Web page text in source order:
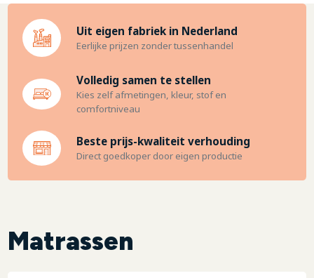
Uit eigen fabriek in Nederland
Eerlijke prijzen zonder tussenhandel
Volledig samen te stellen
Kies zelf afmetingen, kleur, stof en
comfortniveau
Beste prijs-kwaliteit verhouding
Direct goedkoper door eigen productie
Matrassen